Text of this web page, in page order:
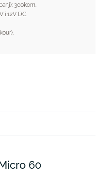
300kom.
i 12V DC.
60